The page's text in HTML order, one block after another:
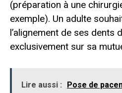
(préparation à une
exemple). Un adulte
l’alignement de ses dents
exclusivement sur sa
Lire aussi :
Pose de